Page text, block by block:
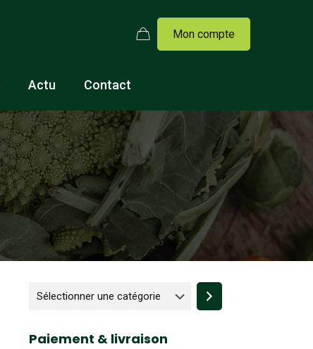
Mon compte
Actu Contact
Sélectionner
une
Paiement & livraison